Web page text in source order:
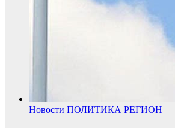
Новости ПОЛИТИКА РЕГИОН